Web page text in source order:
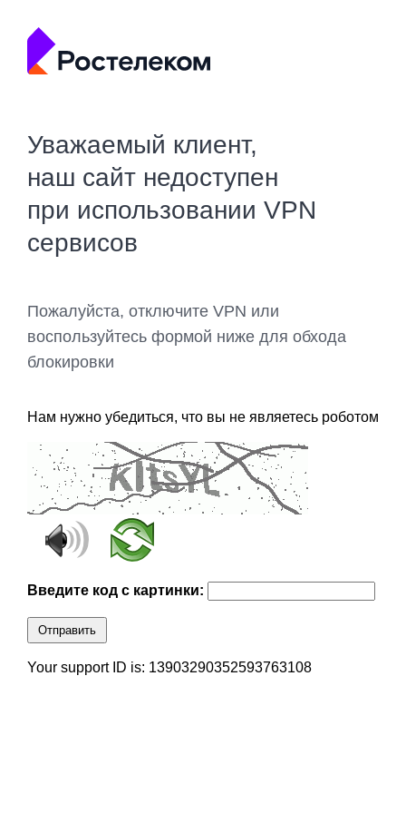
Уважаемый клиент,
наш сайт недоступен
при использовании VPN
сервисов
Пожалуйста, отключите VPN или
воспользуйтесь формой ниже для обхода
блокировки
Нам нужно убедиться, что вы не являетесь роботом
Введите код с картинки:
Отправить
Your support ID is: 13903290352593763108